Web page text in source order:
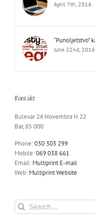
April 7th, 2016
“Punoljetstvo”
June 22nd, 2016
Kontakt
Bulevar 24.Novembra H 22
Bar, 85 000
Phone:030 303 299
Mobile:069 038 661
Email: Multiprint E-mail
Web: Multiprint Website
Search
for: